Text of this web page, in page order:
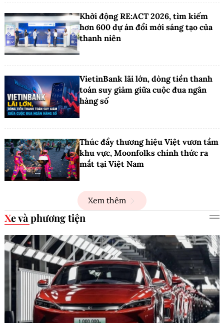
Khởi động RE:ACT 2026, tìm kiếm
hơn 600 dự án đổi mới sáng tạo của
thanh niên
VietinBank lãi lớn, dòng tiền thanh
toán suy giảm giữa cuộc đua ngân
hàng số
Thúc đẩy thương hiệu Việt vươn tầm
khu vực, Moonfolks chính thức ra
mắt tại Việt Nam
Xem thêm
Xe và phương tiện